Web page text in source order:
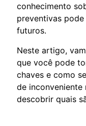
conhecimento
preventivas
futuros.
Neste artigo,
que você pode
chaves e como
de inconveniente
descobrir quais